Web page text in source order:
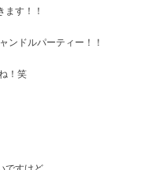
す！！
ンドルパーティー！！
！笑